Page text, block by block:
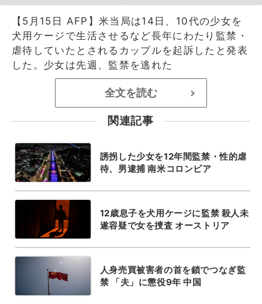
【5月15日 AFP】米当局は14日、10代の少女を
犬用ケージで生活させるなど長年にわたり監禁・
虐待していたとされるカップルを起訴したと発表
した。少女は先週、監禁を逃れた
全文を読む >
関連記事
誘拐した少女を12年間監禁・性的虐
待、男逮捕 南米コロンビア
12歳息子を犬用ケージに監禁 殺人未
遂容疑で女を捜査 オーストリア
人身売買被害者の首を鎖でつなぎ監
禁 「夫」に懲役9年 中国